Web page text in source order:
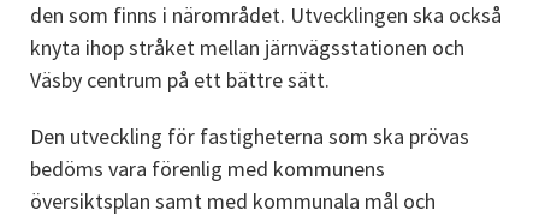
den som finns i närområdet. Utvecklingen ska också
knyta ihop stråket mellan järnvägsstationen och
Väsby centrum på ett bättre sätt.
Den utveckling för fastigheterna som ska prövas
bedöms vara förenlig med kommunens
översiktsplan samt med kommunala mål och